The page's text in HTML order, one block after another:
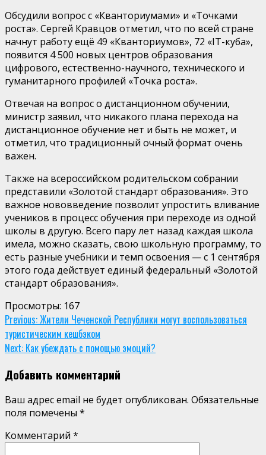
Обсудили вопрос с «Кванториумами» и «Точками
роста». Сергей Кравцов отметил, что по всей стране
начнут работу ещё 49 «Кванториумов», 72 «IT-куба»,
появится 4 500 новых центров образования
цифрового, естественно-научного, технического и
гуманитарного профилей «Точка роста».
Отвечая на вопрос о дистанционном обучении,
министр заявил, что никакого плана перехода на
дистанционное обучение нет и быть не может, и
отметил, что традиционный очный формат очень
важен.
Также на всероссийском родительском собрании
представили «Золотой стандарт образования». Это
важное нововведение позволит упростить вливание
учеников в процесс обучения при переходе из одной
школы в другую. Всего пару лет назад каждая школа
имела, можно сказать, свою школьную программу, то
есть разные учебники и темп освоения — с 1 сентября
этого года действует единый федеральный «Золотой
стандарт образования».
Просмотры: 167
Continue
Reading
Previous:Жители Чеченской Республики могут воспользоваться
туристическим кешбэком
Next: Как убеждать с помощью эмоций?
Добавить комментарий
Ваш адрес email не будет опубликован. Обязательные
поля помечены *
Комментарий *